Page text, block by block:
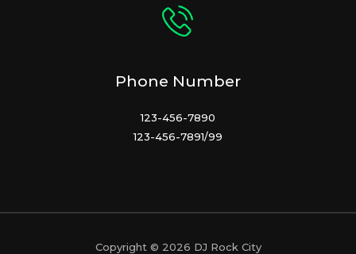
Phone Number
123-456-7890
123-456-7891/99
Copyright © 2026 DJ Rock City